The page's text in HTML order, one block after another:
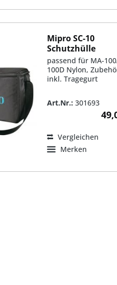
Mipro SC-10
Schutzhülle
passend für MA-
100D Nylon,
inkl. Tragegurt
Art.Nr.: 301693
Vergleichen
Merken